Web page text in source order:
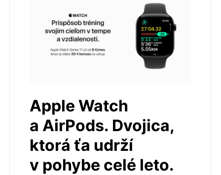
Apple Watch
a AirPods. Dvojica,
ktorá ťa udrží
v pohybe celé leto.